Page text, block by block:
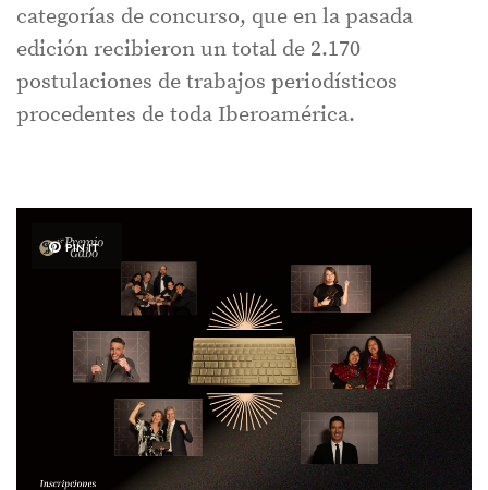
categorías de concurso, que en la pasada
edición recibieron un total de 2.170
postulaciones de trabajos periodísticos
procedentes de toda Iberoamérica.
PIN IT